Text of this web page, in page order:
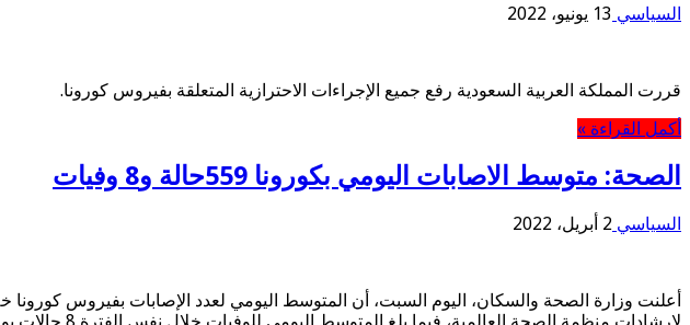
السياسي 13 يونيو، 2022
قررت المملكة العربية السعودية رفع جميع الإجراءات الاحترازية المتعلقة بفيروس كورونا.
أكمل القراءة »
الصحة: متوسط الاصابات اليومي بكورونا 559حالة و8 وفيات
السياسي 2 أبريل، 2022